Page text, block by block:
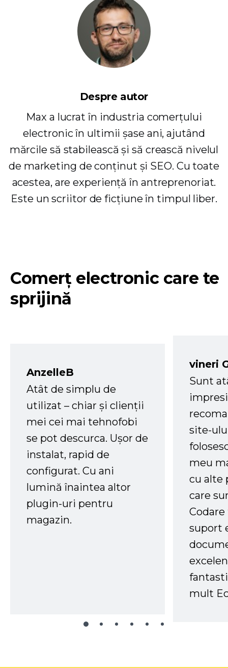
Despre autor
Max a lucrat în industria comerțului
electronic în ultimii șase ani, ajutând
mărcile să stabilească și să crească nivelul
de marketing de conținut și SEO. Cu toate
acestea, are experiență în antreprenoriat.
Este un scriitor de ficțiune în timpul liber.
Comerț electronic care te
sprijină
AnzelleB
Atât de simplu de
utilizat – chiar și clienții
mei cei mai tehnofobi
se pot descurca. Ușor de
instalat, rapid de
configurat. Cu ani
lumină înaintea altor
plugin-uri pentru
magazin.
vineri
Sunt
site-
meu
cu alte
care
suport
mult